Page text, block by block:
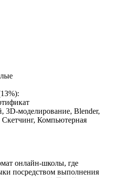
3D-моделирование, Blender,
Компьютерная
онлайн-школы, где
посредством выполнения